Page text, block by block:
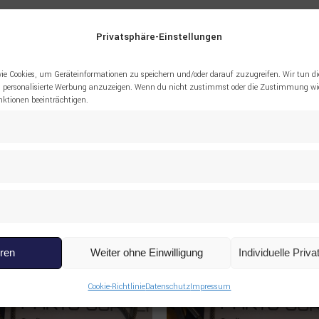
Privatsphäre-Einstellungen
Cookies, um Geräteinformationen zu speichern und/oder darauf zuzugreifen. Wir tun
Werbung anzuzeigen. Wenn du nicht zustimmst oder die Zustimmung
beeinträchtigen.
Weiter ohne Einwilligung Individuelle
Cookie-RichtlinieDatenschutzImpressum
MIT RING LIEBHERR”